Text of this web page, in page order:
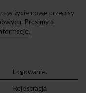
w życie nowe przepisy
Prosimy o
.
Logowanie.
Rejestracja